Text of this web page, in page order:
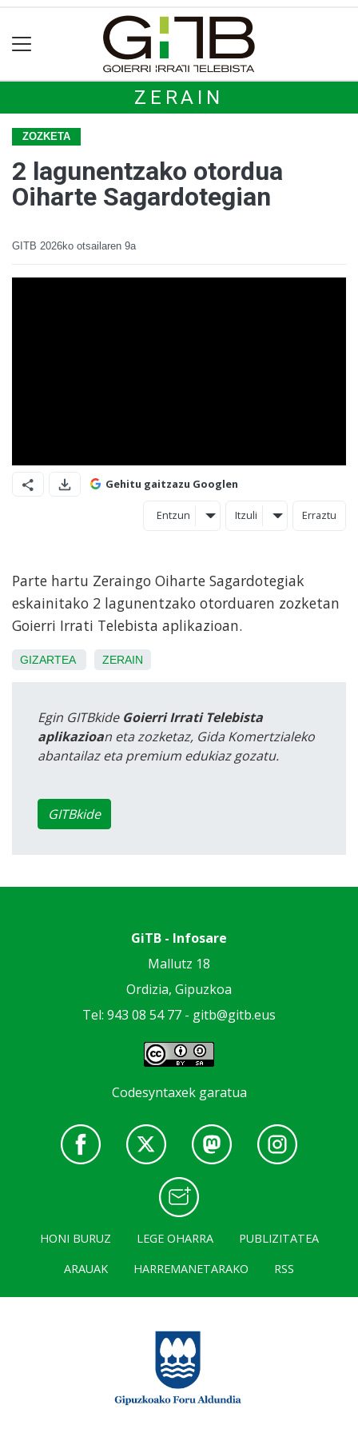
ZERAIN
ZOZKETA
2 lagunentzako otordua
Oiharte Sagardotegian
GITB 2026ko otsailaren 9a
Gehitu gaitzazu Googlen
Entzun Itzuli Erraztu
Parte hartu Zeraingo Oiharte Sagardotegiak
eskainitako 2 lagunentzako otorduaren zozketan
Goierri Irrati Telebista aplikazioan.
GIZARTEA ZERAIN
Egin GITBkide Goierri Irrati Telebista
aplikazioan eta zozketaz, Gida Komertzialeko
abantailaz eta premium edukiaz gozatu.
GITBkide
GiTB - Infosare
Mallutz 18
Ordizia, Gipuzkoa
Tel: 943 08 54 77 - gitb@gitb.eus
Codesyntaxek garatua
HONI BURUZ LEGE OHARRA
PUBLIZITATEA
ARAUAK
HARREMANETARAKO RSS